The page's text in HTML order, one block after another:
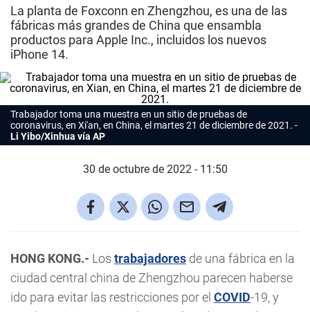
La planta de Foxconn en Zhengzhou, es una de las
fábricas más grandes de China que ensambla
productos para Apple Inc., incluidos los nuevos
iPhone 14.
Trabajador toma una muestra en un sitio de pruebas de
coronavirus, en Xi'an, en China, el martes 21 de diciembre de 2021.
Li Yibo/Xinhua vía AP
30 de octubre de 2022 - 11:50
HONG KONG.- Los trabajadores de una fábrica en la
ciudad central china de Zhengzhou parecen haberse
ido para evitar las restricciones por el COVID-19, y